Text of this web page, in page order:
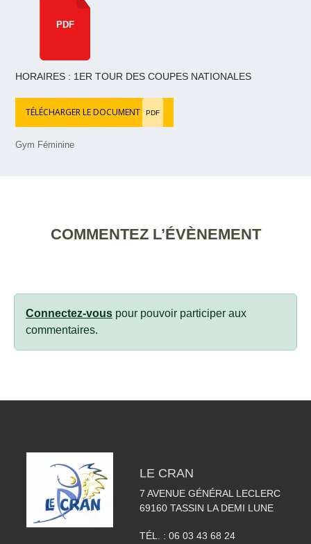
PDF
HORAIRES : 1ER TOUR DES COUPES NATIONALES
TÉLÉCHARGER LE DOCUMENT PDF
Gym Féminine
COMMENTEZ L’ÉVÈNEMENT
Connectez-vous pour pouvoir participer aux
commentaires.
LE CRAN
7 AVENUE GÉNÉRAL LECLERC
69160 TASSIN LA DEMI LUNE
TÉL. : 06 03 43 68 24